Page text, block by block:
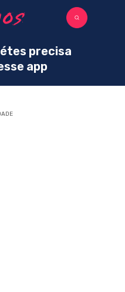
precisa
app